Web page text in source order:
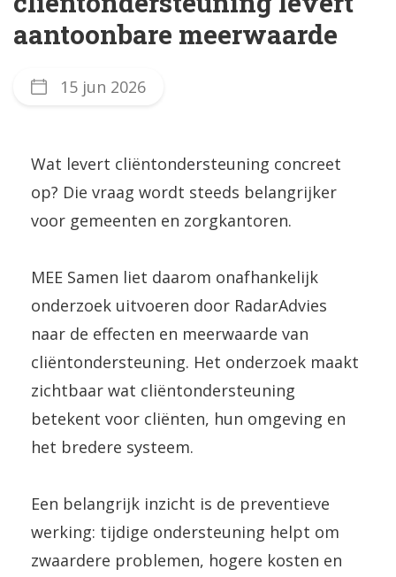
aantoonbare meerwaarde
15 jun 2026
Wat levert cliëntondersteuning concreet
op? Die vraag wordt steeds belangrijker
voor gemeenten en zorgkantoren.
MEE Samen liet daarom onafhankelijk
onderzoek uitvoeren door RadarAdvies
naar de effecten en meerwaarde van
cliëntondersteuning. Het onderzoek maakt
zichtbaar wat cliëntondersteuning
betekent voor cliënten, hun omgeving en
het bredere systeem.
Een belangrijk inzicht is de preventieve
werking: tijdige ondersteuning helpt om
zwaardere problemen, hogere kosten en